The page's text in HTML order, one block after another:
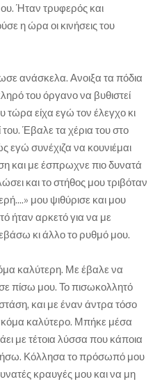
Ήταν τρυφερός και
η ώρα οι κινήσεις του
ανάσκελα. Ανοιξα τα πόδια
του όργανο να βυθιστεί
είχα εγώ τον έλεγχο κι
Έβαλε τα χέρια του στο
εγώ συνέχιζα να κουνιέμαι
και με έσπρωχνε πιο δυνατά
και το στήθος μου τριβόταν
μου ψιθύρισε και μου
ήταν αρκετό για να με
κι άλλο το ρυθμό μου.
καλύτερη. Με έβαλε να
πίσω μου. Το πισωκολλητό
και με έναν άντρα τόσο
καλύτερο. Μπήκε μέσα
με τέτοια λύσσα που κάποια
Κόλλησα το πρόσωπό μου
κραυγές μου και να μη